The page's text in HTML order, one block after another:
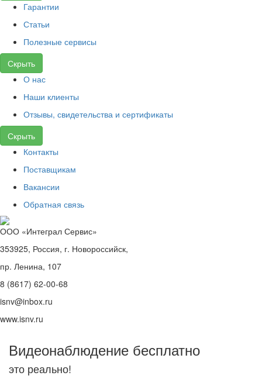
Гарантии
Статьи
Полезные сервисы
Скрыть
О нас
Наши клиенты
Отзывы, свидетельства и сертификаты
Скрыть
Контакты
Поставщикам
Вакансии
Обратная связь
ООО «Интеграл Сервис»
353925, Россия, г. Новороссийск,
пр. Ленина, 107
8 (8617) 62-00-68
isnv@inbox.ru
www.isnv.ru
Видеонаблюдение бесплатно
это реально!